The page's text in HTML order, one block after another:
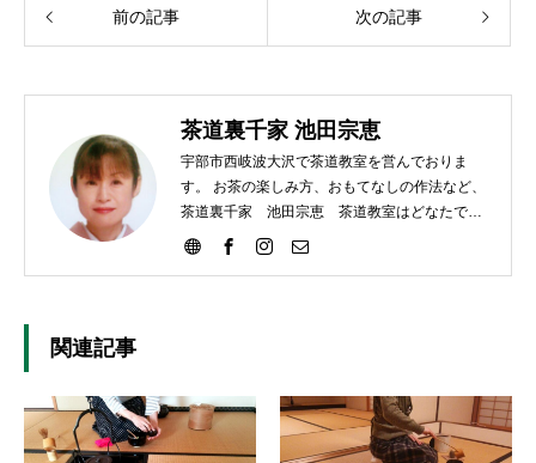
前の記事 次の記事
茶道裏千家 池田宗恵
宇部市西岐波大沢で茶道教室を営んでおりま
す。 お茶の楽しみ方、おもてなしの作法など、
茶道裏千家 池田宗恵 茶道教室はどなたでも
ご参加いただけます。
関連記事